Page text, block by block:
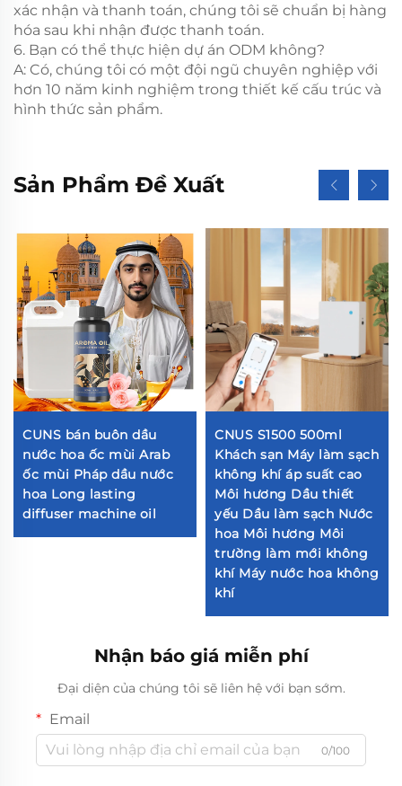
xác nhận và thanh toán, chúng tôi sẽ chuẩn bị hàng
hóa sau khi nhận được thanh toán.
6. Bạn có thể thực hiện dự án ODM không?
A: Có, chúng tôi có một đội ngũ chuyên nghiệp với
hơn 10 năm kinh nghiệm trong thiết kế cấu trúc và
hình thức sản phẩm.
Sản Phẩm Đề Xuất
CUNS bán buôn dầu
nước hoa ốc mùi Arab
ốc mùi Pháp dầu nước
hoa Long lasting
diffuser machine oil
CNUS S1500 500ml
Khách sạn Máy làm sạch
không khí áp suất cao
Môi hương Dầu thiết
yếu Dầu làm sạch Nước
hoa Môi hương Môi
trường làm mới không
khí Máy nước hoa không
khí
Nhận báo giá miễn phí
Đại diện của chúng tôi sẽ liên hệ với bạn sớm.
Email
0/100